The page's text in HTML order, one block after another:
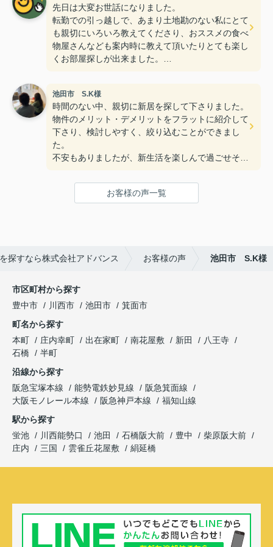
かったので問い合わせをし、内覧させて頂いたんで
すが、なんとたまたま見つけたこの物件はアドバン
スさんのみのお取り扱い物件とのことでした。
とても綺麗なお部屋ですぐに申し込みをさせて頂き
ました。
親切に対応してくださり、本当にありがとうござい
ました！！
先日は大変お世話になりました。
転勤での引っ越しで、あまり土地勘のない私にとて
も親切にいろいろ教えてくださり、おススメの食べ
物屋さんなども案内時に教えて頂いたりとても楽し
くお部屋探しが出来ました。
す＾＾
本当にありがとうございました！
池田市 S.K様
時間のない中、親切に新居を探して下さりました。
物件のメリット・デメリットをフラットに紹介して
下さり、検討しやすく、絞り込むことができまし
た。
不安もありましたが、新生活を楽しんで過ごせそう
P.S無理言って何回も内覧させてもらってごめんな
お客様の声一覧
探すなら株式会社アドバンス お客様の声 池田市 S.K様
市区町村から探す
豊中市
川西市 池田市
箕面市
町名から探す
本町
庄内幸町 出在家町 南花屋敷 新田
八王寺
石橋
半町
沿線から探す
阪急宝塚本線
能勢電鉄妙見線
阪急箕面線
大阪モノレール本線
阪急神戸本線
福知山線
駅から探す
蛍池
川西能勢口 池田 石橋阪大前 豊中
柴原阪大前
庄内
三国 雲雀丘花屋敷 絹延橋